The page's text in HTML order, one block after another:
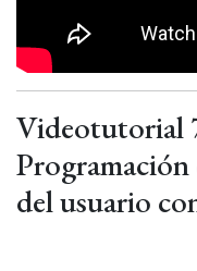
Videotutorial
del usuario